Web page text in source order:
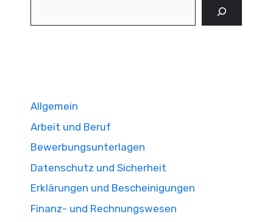
Allgemein
Arbeit und Beruf
Bewerbungsunterlagen
Datenschutz und Sicherheit
Erklärungen und Bescheinigungen
Finanz- und Rechnungswesen